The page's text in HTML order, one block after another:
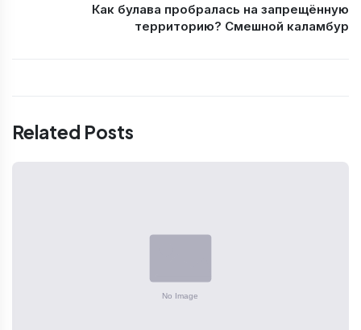
Как булава пробралась на запрещённую
территорию? Смешной каламбур
Related Posts